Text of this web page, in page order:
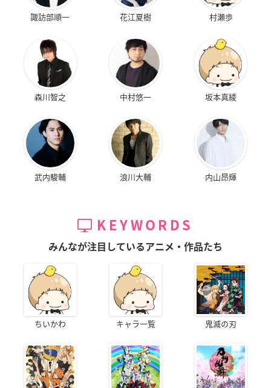
諏訪部順一 花江夏樹 村瀬歩
森川智之 中村悠一 坂本真綾
武内駿輔 浪川大輔 内山昂輝
KEYWORDS
みんなが注目しているアニメ・作品たち
ちいかわ キャラ一覧 鬼滅の刃